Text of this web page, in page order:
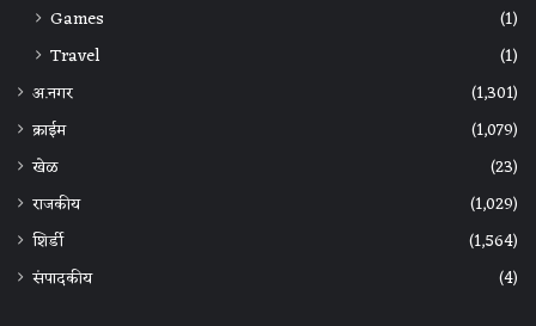
Games
(1)
Travel
(1)
अ.नगर
(1,301)
क्राईम
(1,079)
खेळ
(23)
राजकीय
(1,029)
शिर्डी
(1,564)
संपादकीय
(4)